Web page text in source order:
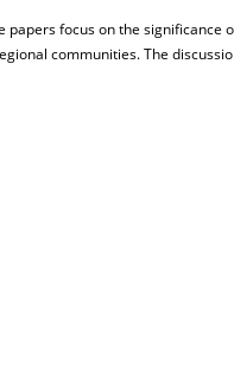
papers focus on the significance
communities. The